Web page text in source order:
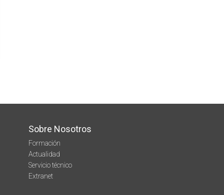
Sobre Nosotros
Formación
Actualidad
Servicio técnico
Extranet